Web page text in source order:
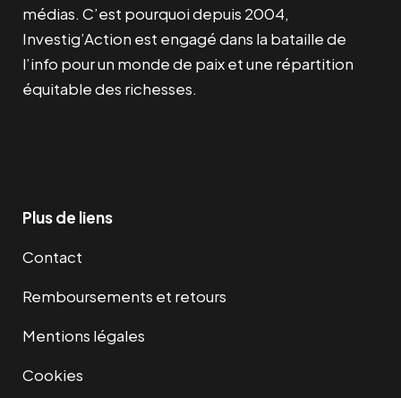
médias. C’est pourquoi depuis 2004,
Investig’Action est engagé dans la bataille de
l’info pour un monde de paix et une répartition
équitable des richesses.
Plus de liens
Contact
Remboursements et retours
Mentions légales
Cookies